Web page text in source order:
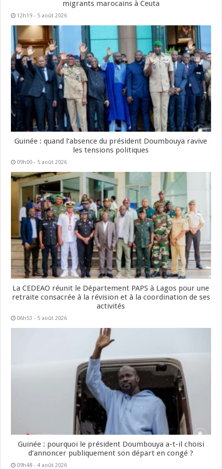
migrants marocains à Ceuta
12h19 - 5 août 2026
Guinée : quand l’absence du président Doumbouya ravive
les tensions politiques
09h00 - 5 août 2026
La CEDEAO réunit le Département PAPS à Lagos pour une
retraite consacrée à la révision et à la coordination de ses
activités
06h53 - 5 août 2026
Guinée : pourquoi le président Doumbouya a-t-il choisi
d’annoncer publiquement son départ en congé ?
09h48 - 4 août 2026